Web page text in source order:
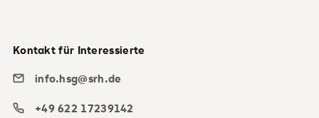
Kontakt für Interessierte
info.hsg@srh.de
+49 622 17239142